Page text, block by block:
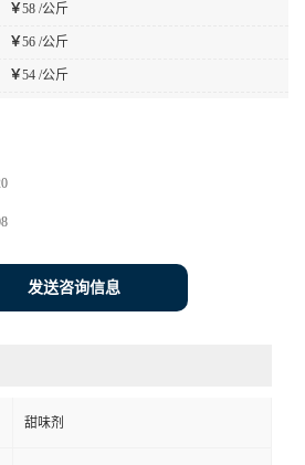
￥58 /公斤
￥56 /公斤
￥54 /公斤
发送咨询信息
甜味剂